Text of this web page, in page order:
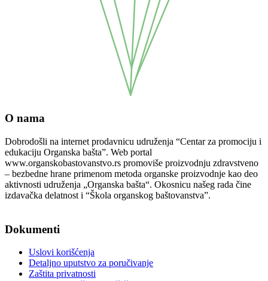
O nama
Dobrodošli na internet prodavnicu udruženja “Centar za promociju i
edukaciju Organska bašta”. Web portal
www.organskobastovanstvo.rs promoviše proizvodnju zdravstveno
– bezbedne hrane primenom metoda organske proizvodnje kao deo
aktivnosti udruženja „Organska bašta“. Okosnicu našeg rada čine
izdavačka delatnost i “Škola organskog baštovanstva”.
Dokumenti
Uslovi korišćenja
Detaljno uputstvo za poručivanje
Zaštita privatnosti